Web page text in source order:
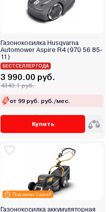
Газонокосилка Husqvarna
Automower Aspire R4 (970 56 85-
11)
БЕСТСЕЛЛЕР ГОДА
3 990.00 руб.
4349.1 руб.
от 99 руб. руб./мес.
Купить
Под заказ 5 дней
Газонокосилка аккумуляторная